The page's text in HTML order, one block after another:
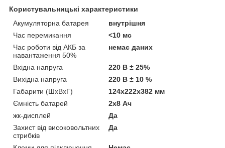
Користувальницькі характеристики
Акумуляторна батарея
внутрішня
Час перемикання
<10 мс
Час роботи від АКБ за
навантаження 50%
немає даних
Вхідна напруга
220 В ± 25%
Вихідна напруга
220 В ± 10 %
Габарити (ШхВхГ)
124х222х382 мм
Ємність батарей
2х8 Ач
жк-дисплей
Да
Захист від високовольтних
стрибків
Да